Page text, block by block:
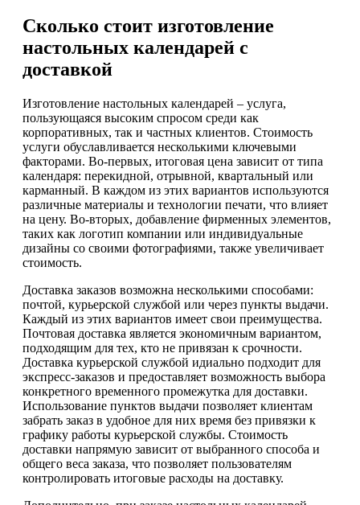
Сколько стоит изготовление
настольных календарей с
доставкой
Изготовление настольных календарей – услуга,
пользующаяся высоким спросом среди как
корпоративных, так и частных клиентов. Стоимость
услуги обуславливается несколькими ключевыми
факторами. Во-первых, итоговая цена зависит от типа
календаря: перекидной, отрывной, квартальный или
карманный. В каждом из этих вариантов используются
различные материалы и технологии печати, что влияет
на цену. Во-вторых, добавление фирменных элементов,
таких как логотип компании или индивидуальные
дизайны со своими фотографиями, также увеличивает
стоимость.
Доставка заказов возможна несколькими способами:
почтой, курьерской службой или через пункты выдачи.
Каждый из этих вариантов имеет свои преимущества.
Почтовая доставка является экономичным вариантом,
подходящим для тех, кто не привязан к срочности.
Доставка курьерской службой идиально подходит для
экспресс-заказов и предоставляет возможность выбора
конкретного временного промежутка для доставки.
Использование пунктов выдачи позволяет клиентам
забрать заказ в удобное для них время без привязки к
графику работы курьерской службы. Стоимость
доставки напрямую зависит от выбранного способа и
общего веса заказа, что позволяет пользователям
контролировать итоговые расходы на доставку.